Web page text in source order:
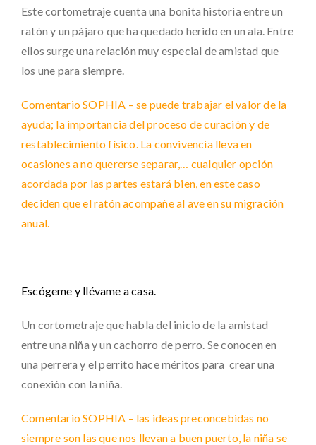
Este cortometraje cuenta una bonita historia entre un
ratón y un pájaro que ha quedado herido en un ala. Entre
ellos surge una relación muy especial de amistad que
los une para siempre.
Comentario SOPHIA – se puede trabajar el valor de la
ayuda; la importancia del proceso de curación y de
restablecimiento físico. La convivencia lleva en
ocasiones a no quererse separar,… cualquier opción
acordada por las partes estará bien, en este caso
deciden que el ratón acompañe al ave en su migración
anual.
Escógeme y llévame a casa.
Un cortometraje que habla del inicio de la amistad
entre una niña y un cachorro de perro. Se conocen en
una perrera y el perrito hace méritos para crear una
conexión con la niña.
Comentario SOPHIA – las ideas preconcebidas no
siempre son las que nos llevan a buen puerto, la niña se